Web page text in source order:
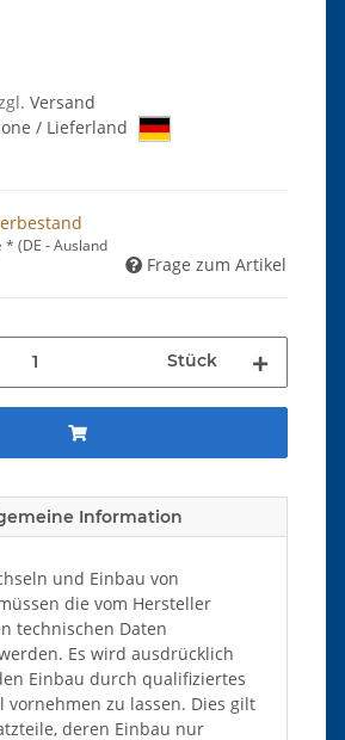
Versand
/ Lieferland
* (DE - Ausland
Frage zum Artikel
Stück
Information
und Einbau von
die vom Hersteller
technischen Daten
Es wird ausdrücklich
Einbau durch qualifiziertes
vornehmen zu lassen. Dies gilt
deren Einbau nur